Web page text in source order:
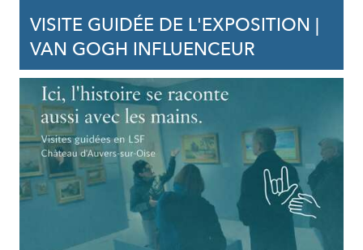
VISITE GUIDÉE DE L'EXPOSITION |
VAN GOGH INFLUENCEUR